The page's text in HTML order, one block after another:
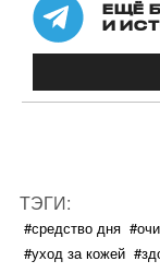
ЕЩЁ
И
ТЭГИ:
#средство дня
#уход за кожей